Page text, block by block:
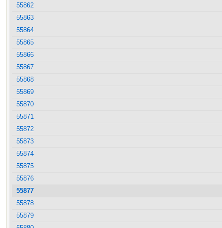
55862
55863
55864
55865
55866
55867
55868
55869
55870
55871
55872
55873
55874
55875
55876
55877
55878
55879